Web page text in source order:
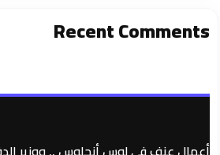
Recent Comments